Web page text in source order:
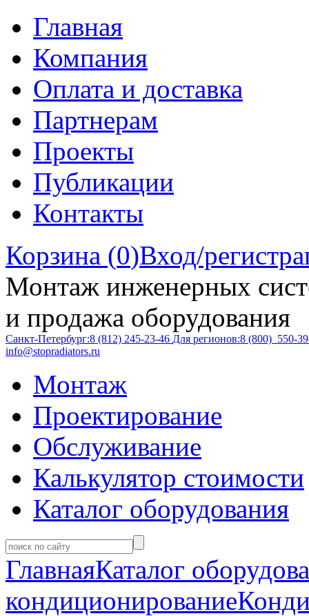
Главная
Компания
Оплата и доставка
Партнерам
Проекты
Публикации
Контакты
Корзина (0)Вход/
Монтаж инженерных
и продажа оборудования
Санкт-Петербург:8 (812) 245-23-46 Для регионов:8 (800) 550-
info@stopradiators.ru
Монтаж
Проектирование
Обслуживание
Калькулятор стоимости
Каталог оборудования
ГлавнаяКаталог
кондиционирование